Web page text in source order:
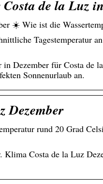
de la Luz
☀️ Wie ist die
Tagestemperatur
in Dezember für Costa
Sonnenurlaub an.
Dezember
rund 20 Grad
Klima Costa de la Luz